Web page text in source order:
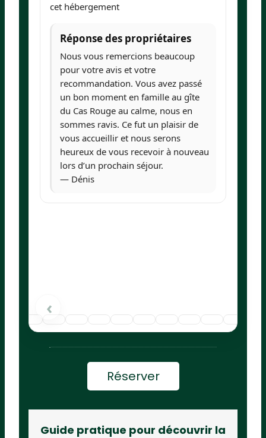
cet hébergement
Réponse des propriétaires
Nous vous remercions beaucoup
pour votre avis et votre
recommandation. Vous avez passé
un bon moment en famille au gîte
du Cas Rouge au calme, nous en
sommes ravis. Ce fut un plaisir de
vous accueillir et nous serons
heureux de vous recevoir à nouveau
lors d’un prochain séjour.
— Dénis
‹
Réserver
Guide pratique pour découvrir la